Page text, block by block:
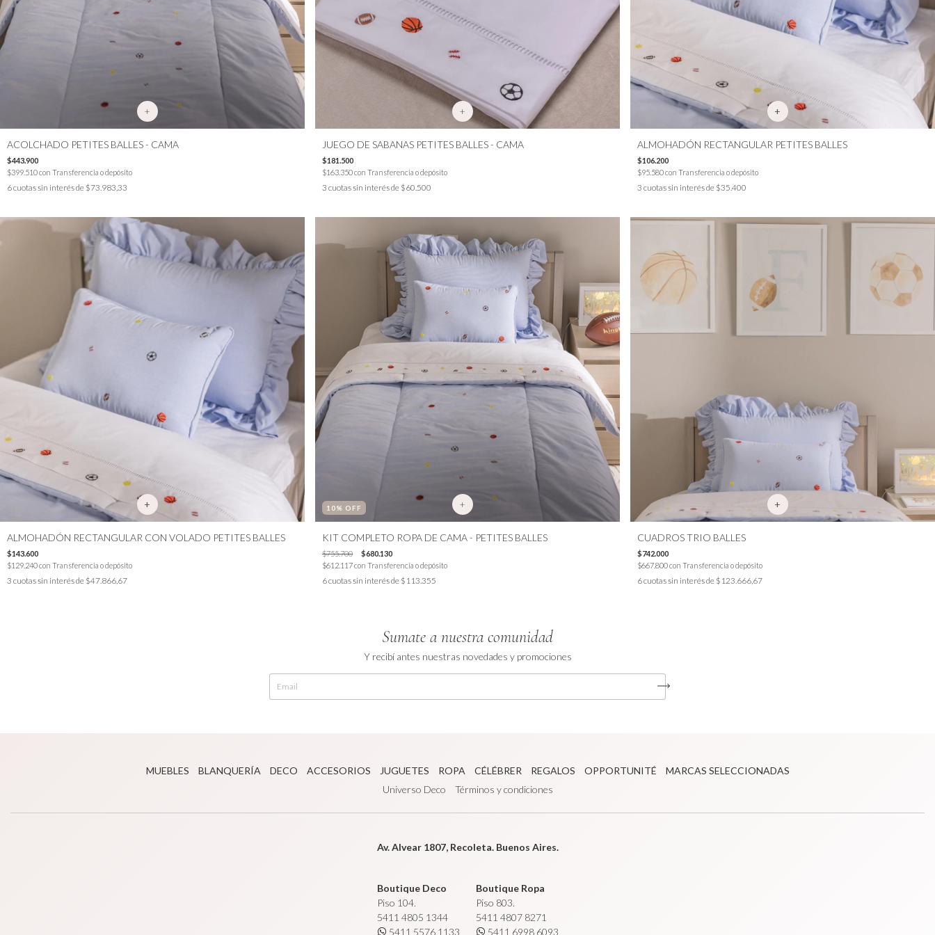
+
ACOLCHADO PETITES BALLES - CAMA
$443.900
$399.510con Transferencia o depósito
6cuotas sin interés de $73.983,33
+
JUEGO DE SABANAS PETITES BALLES - CAMA
$181.500
$163.350con Transferencia o depósito
3 cuotas sin interés de $60.500
ALMOHADÓN RECTANGULAR PETITES BALLES
$106.200
$95.580con Transferencia o depósito
3 cuotas sin interés de $35.400
ALMOHADÓN RECTANGULAR CON VOLADO PETITES BALLES
$143.600
$129.240con Transferencia o depósito
3 cuotas sin interés de $47.866,67
10% OFF +
KIT COMPLETO ROPA DE CAMA - PETITES BALLES
$755.700
$680.130
$612.117con Transferencia o depósito
6cuotas sin interés de $113.355
CUADROS TRIO BALLES
$742.000
$667.800con Transferencia o depósito
6cuotas sin interés de $123.666,67
Sumate a nuestra comunidad
Y recibí antes nuestras novedades y promociones
MUEBLES BLANQUERÍA DECO ACCESORIOS JUGUETES ROPA CÉLÉBRER REGALOS OPPORTUNITÉ
MARCAS SELECCIONADAS
Universo Deco
Términos y condiciones
Av. Alvear 1807, Recoleta. Buenos Aires.
Boutique Deco
Piso 104.
5411 4805 1344
5411 5576 1133
Boutique Ropa
Piso 803.
5411 4807 8271
5411 6998 6093